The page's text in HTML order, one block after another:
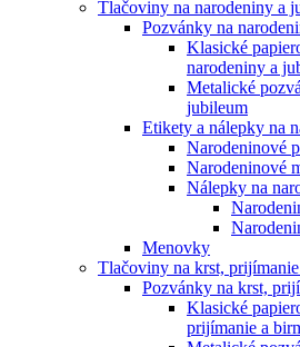
Tlačoviny na narodeniny a
Pozvánky na
Klasické
narodeniny a
Metalické
jubileum
Etikety a nálepky na
Narodeninové
Narodeninové
Nálepky na
Menovky
Tlačoviny na krst,
Pozvánky na krst,
Klasické
prijímanie a